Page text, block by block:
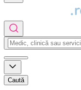
Caută